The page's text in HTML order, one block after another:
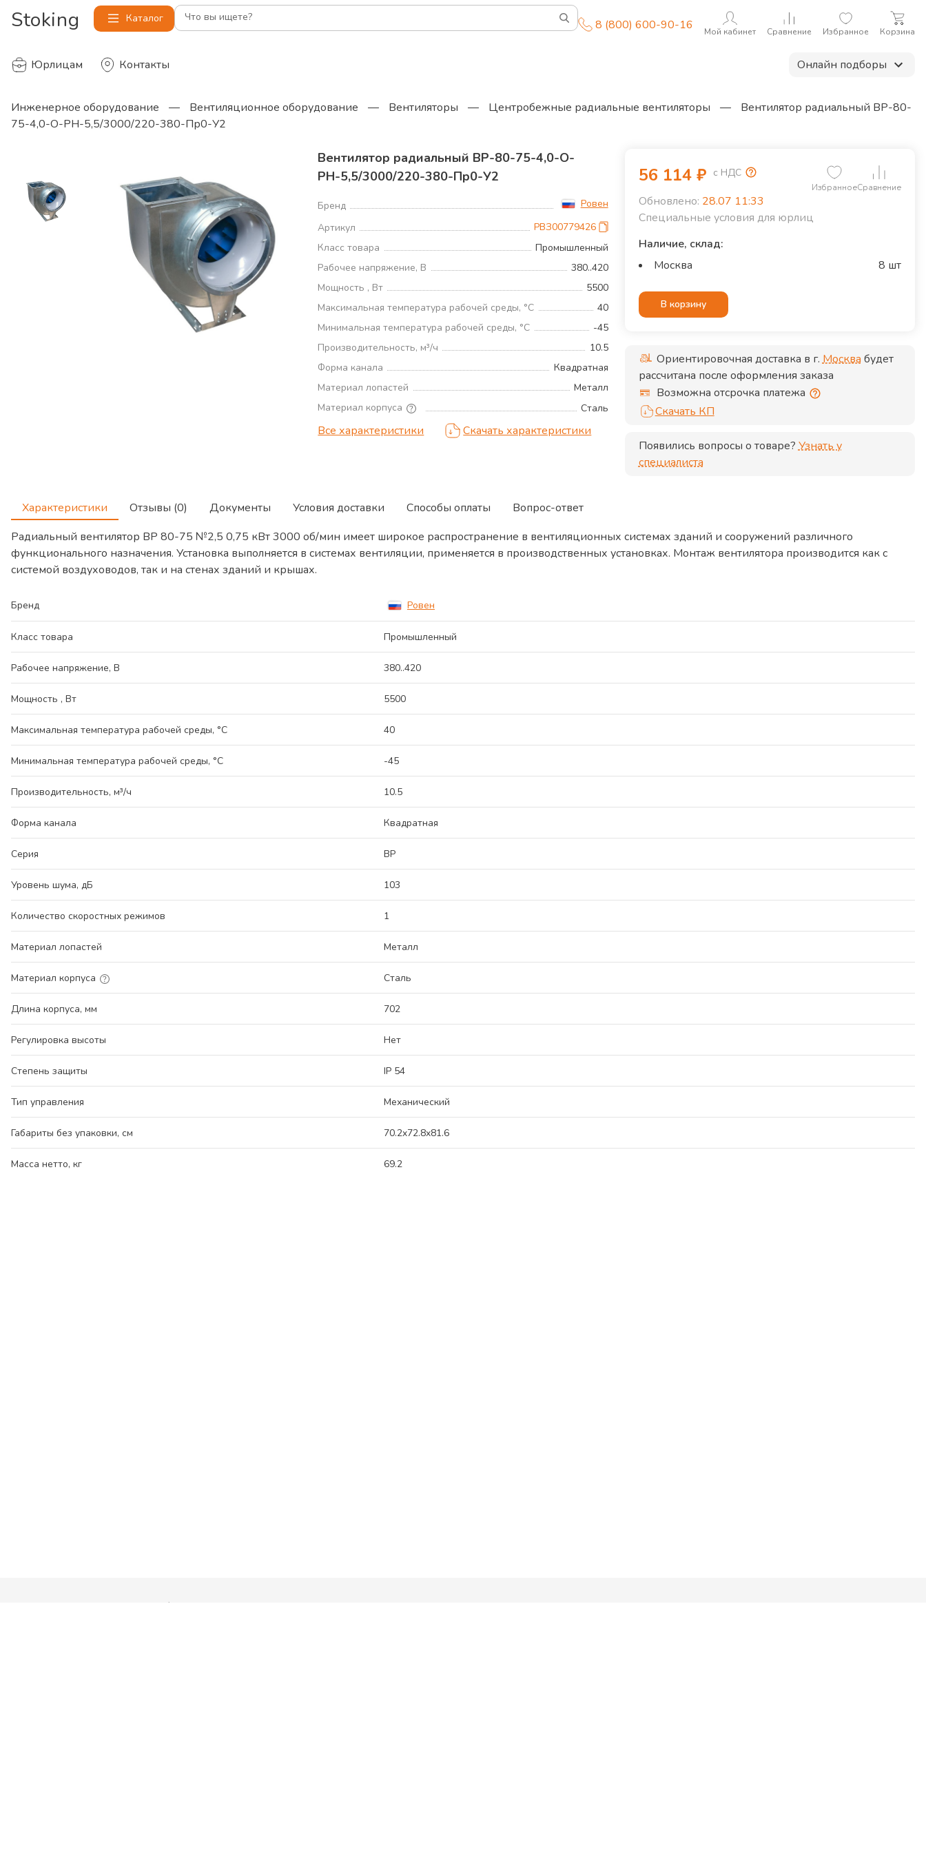
Stoking Каталог Что вы ищете? 8 (800) 600-90-16 Мой кабинет Сравнение Избранное Корзина
Юрлицам Контакты Онлайн подборы
Инженерное оборудование — Вентиляционное оборудование — Вентиляторы — Центробежные радиальные вентиляторы —
Вентилятор радиальный ВР-80-
75-4,0-О-РН-5,5/3000/220-380-Пр0-У2
Вентилятор радиальный ВР-80-75-4,0-О-
РН-5,5/3000/220-380-Пр0-У2
Бренд
Ровен
Артикул
РВЗ00779426
Класс товара
Промышленный
Рабочее напряжение, В
380..420
Мощность , Вт
5500
Максимальная температура рабочей среды, °С
40
Минимальная температура рабочей среды, °С
-45
Производительность, м³/ч
10.5
Форма канала
Квадратная
Материал лопастей
Металл
Материал корпуса
Сталь
Все характеристики Скачать характеристики
56 114 ₽ с НДС
ИзбранноеСравнение
Обновлено: 28.07 11:33
Специальные условия для юрлиц
Наличие, склад:
Москва
8 шт
В корзину
Ориентировочная доставка в г.Москва будет
рассчитана после оформления заказа
Возможна отсрочка платежа
Скачать КП
Появились вопросы о товаре? Узнать у
специалиста
Характеристики Отзывы (0) Документы Условия доставки Способы оплаты
Вопрос-ответ
Радиальный вентилятор ВР 80-75 №2,5 0,75 кВт 3000 об/мин имеет широкое распространение в вентиляционных системах зданий и сооружений различного
функционального назначения. Установка выполняется в системах вентиляции, применяется в производственных установках. Монтаж вентилятора производится как с
системой воздуховодов, так и на стенах зданий и крышах.
Бренд Ровен
Класс товара Промышленный
Рабочее напряжение, В 380..420
Мощность , Вт 5500
Максимальная температура рабочей среды, °С 40
Минимальная температура рабочей среды, °С -45
Производительность, м³/ч 10.5
Форма канала Квадратная
Серия ВР
Уровень шума, дБ 103
Количество скоростных режимов 1
Материал лопастей Металл
Материал корпуса Сталь
Длина корпуса, мм 702
Регулировка высоты Нет
Степень защиты IP 54
Тип управления Механический
Габариты без упаковки, см 70.2x72.8x81.6
Масса нетто, кг 69.2
Компания